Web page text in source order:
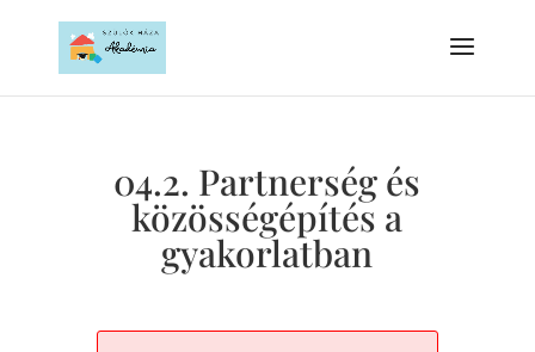
04.2. Partnerség és
közösségépítés a
gyakorlatban